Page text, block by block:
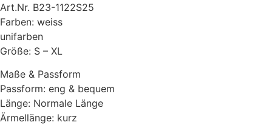
Art.Nr. B23-1122S25
Farben: weiss
unifarben
Größe: S – XL
Maße & Passform
Passform: eng & bequem
Länge: Normale Länge
Ärmellänge: kurz